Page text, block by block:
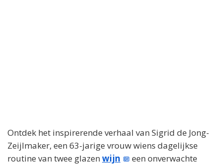
Ontdek het inspirerende verhaal van Sigrid de Jong-
Zeijlmaker, een 63-jarige vrouw wiens dagelijkse
routine van twee glazen wijn
een onverwachte